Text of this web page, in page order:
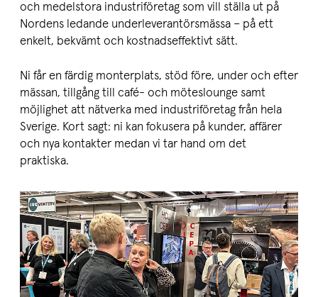
och medelstora industriföretag som vill ställa ut på
Nordens ledande underleverantörsmässa – på ett
enkelt, bekvämt och kostnadseffektivt sätt.
Ni får en färdig monterplats, stöd före, under och efter
mässan, tillgång till café- och möteslounge samt
möjlighet att nätverka med industriföretag från hela
Sverige. Kort sagt: ni kan fokusera på kunder, affärer
och nya kontakter medan vi tar hand om det
praktiska.